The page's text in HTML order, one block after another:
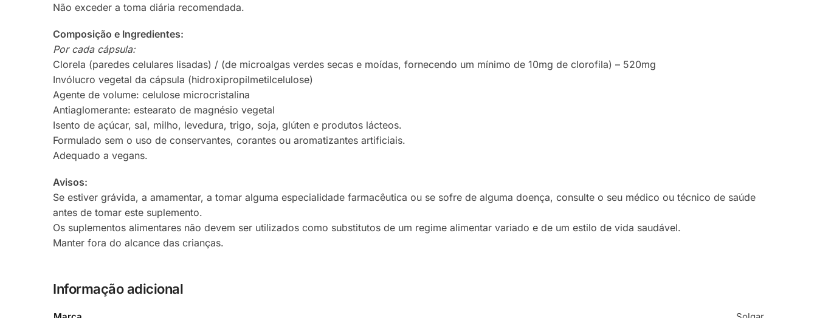
Não exceder a toma diária recomendada.
Composição e Ingredientes:
Por cada cápsula:
Clorela (paredes celulares lisadas) / (de microalgas verdes secas e moídas, fornecendo um mínimo de 10mg de clorofila) – 520mg
Invólucro vegetal da cápsula (hidroxipropilmetilcelulose)
Agente de volume: celulose microcristalina
Antiaglomerante: estearato de magnésio vegetal
Isento de açúcar, sal, milho, levedura, trigo, soja, glúten e produtos lácteos.
Formulado sem o uso de conservantes, corantes ou aromatizantes artificiais.
Adequado a vegans.
Avisos:
Se estiver grávida, a amamentar, a tomar alguma especialidade farmacêutica ou se sofre de alguma doença, consulte o seu médico ou técnico de saúde
antes de tomar este suplemento.
Os suplementos alimentares não devem ser utilizados como substitutos de um regime alimentar variado e de um estilo de vida saudável.
Manter fora do alcance das crianças.
Informação adicional